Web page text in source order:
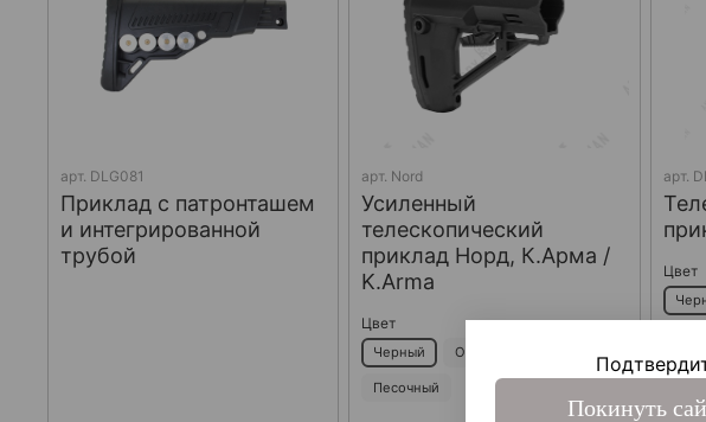
арт. DLG081
Приклад с патронташем
и интегрированной
трубой
арт. Nord
Усиленный
телескопический
приклад Норд, К.Арма /
K.Arma
Цвет
Черный Оливковый
Песочный
арт.
Цвет
Покинуть